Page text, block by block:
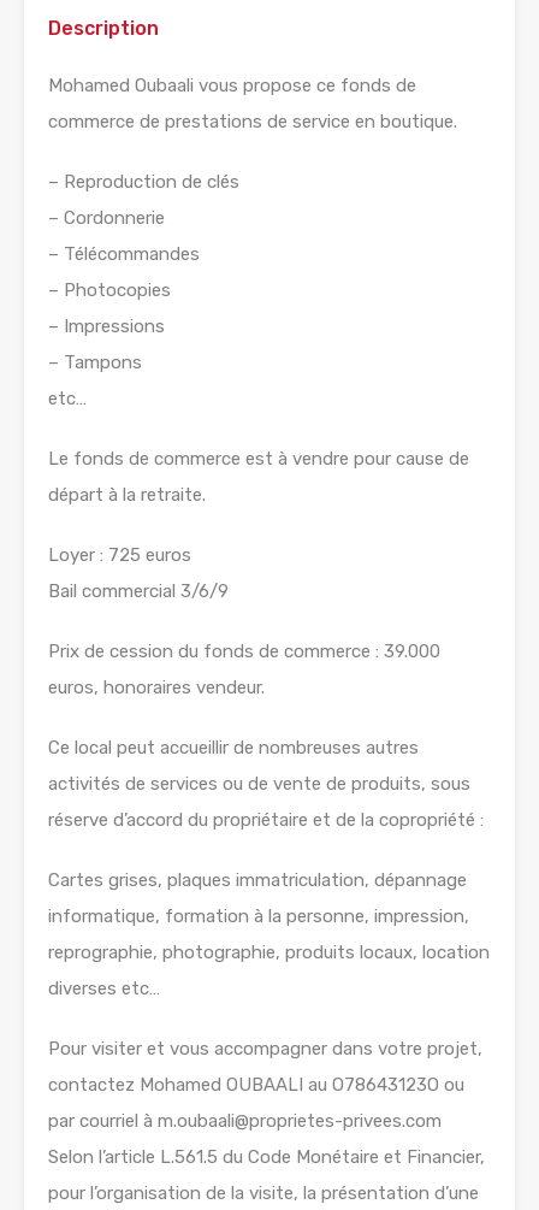
Description
Mohamed Oubaali vous propose ce fonds de
commerce de prestations de service en boutique.
– Reproduction de clés
– Cordonnerie
– Télécommandes
– Photocopies
– Impressions
– Tampons
etc…
Le fonds de commerce est à vendre pour cause de
départ à la retraite.
Loyer : 725 euros
Bail commercial 3/6/9
Prix de cession du fonds de commerce : 39.000
euros, honoraires vendeur.
Ce local peut accueillir de nombreuses autres
activités de services ou de vente de produits, sous
réserve d’accord du propriétaire et de la copropriété :
Cartes grises, plaques immatriculation, dépannage
informatique, formation à la personne, impression,
reprographie, photographie, produits locaux, location
diverses etc…
Pour visiter et vous accompagner dans votre projet,
contactez Mohamed OUBAALI au O78643123O ou
par courriel à m.oubaali@proprietes-privees.com
Selon l’article L.561.5 du Code Monétaire et Financier,
pour l’organisation de la visite, la présentation d’une